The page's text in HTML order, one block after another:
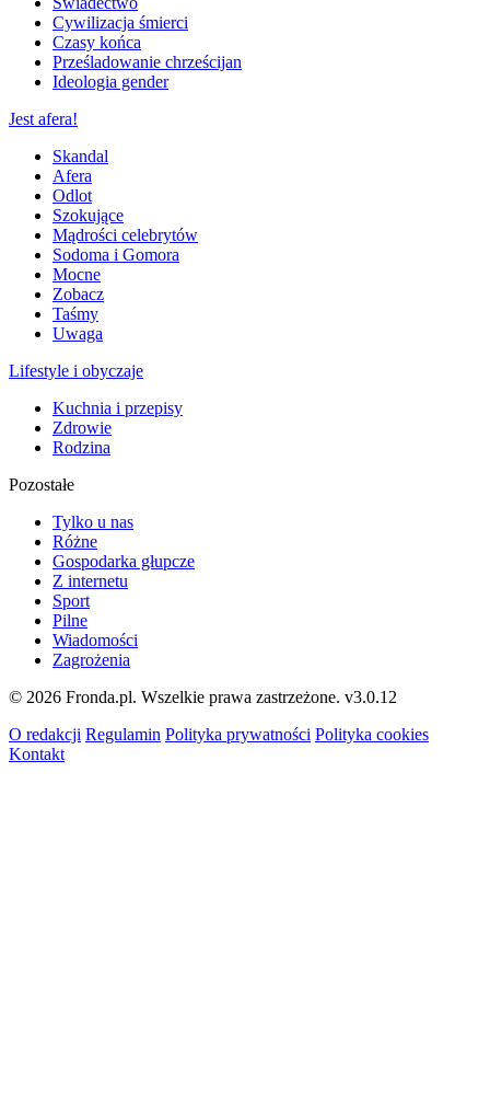
Cywilizacja śmierci
Czasy końca
Prześladowanie chrześcijan
Ideologia gender
Jest afera!
Skandal
Afera
Odlot
Szokujące
Mądrości celebrytów
Sodoma i Gomora
Mocne
Zobacz
Taśmy
Uwaga
Lifestyle i obyczaje
Kuchnia i przepisy
Zdrowie
Rodzina
Pozostałe
Tylko u nas
Różne
Gospodarka głupcze
Z internetu
Sport
Pilne
Wiadomości
Zagrożenia
© 2026 Fronda.pl. Wszelkie prawa zastrzeżone. v3.0.12
O redakcji Regulamin Polityka prywatności Polityka cookies
Kontakt